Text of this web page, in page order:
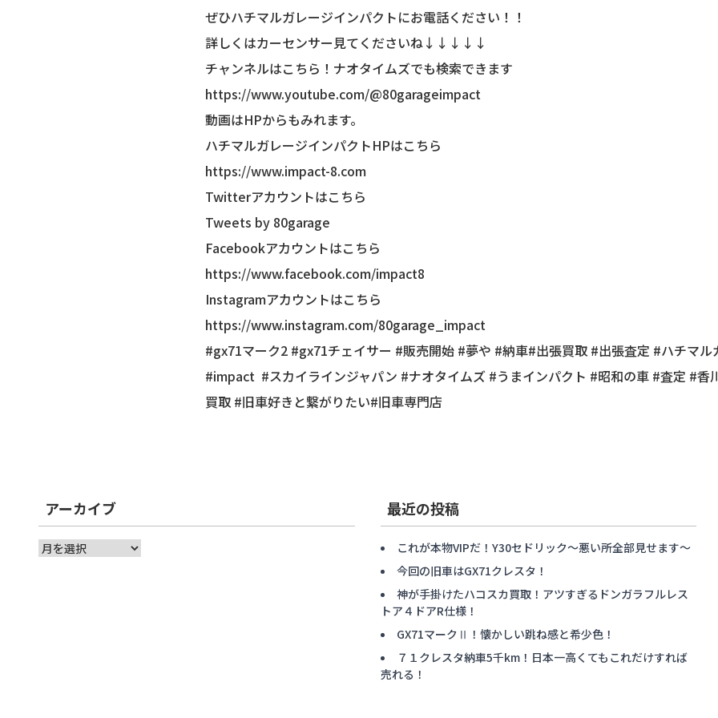
ぜひハチマルガレージインパクトにお電話ください！！
詳しくはカーセンサー見てくださいね↓↓↓↓↓
チャンネルはこちら！ナオタイムズでも検索できます
https://www.youtube.com/@80garageimpact
動画はHPからもみれます。
ハチマルガレージインパクトHPはこちら
https://www.impact-8.com
Twitterアカウントはこちら
Tweets by 80garage
Facebookアカウントはこちら
https://www.facebook.com/impact8
Instagramアカウントはこちら
https://www.instagram.com/80garage_impact
#gx71マーク2 #gx71チェイサー #販売開始 #夢や #納車#出張買取 #出張査定 #ハチマル
#impact #スカイラインジャパン #ナオタイムズ #うまインパクト #昭和の車 #査定 #香
買取 #旧車好きと繋がりたい#旧車専門店
アーカイブ
ア
最近の投稿
これが本物VIPだ！Y30セドリック〜悪い所全部見せます〜
今回の旧車はGX71クレスタ！
神が手掛けたハコスカ買取！アツすぎるドンガラフルレス
トア４ドアR仕様！
GX71マークⅡ！懐かしい跳ね感と希少色！
７１クレスタ納車5千km！日本一高くてもこれだけすれば
売れる！